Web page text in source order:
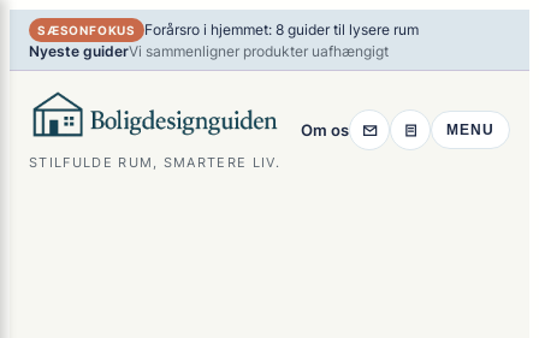
Spring
indhold
SÆSONFOKUS
Forårsro i hjemmet: 8 guider til lysere rum
Nyeste guiderVi sammenligner produkter uafhængigt
STILFULDE RUM, SMARTERE LIV.
Om os MENU